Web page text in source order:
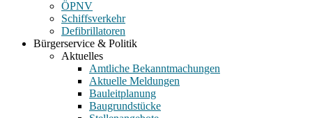
ÖPNV
Schiffsverkehr
Defibrillatoren
Bürgerservice & Politik
Aktuelles
Amtliche Bekanntmachungen
Aktuelle Meldungen
Bauleitplanung
Baugrundstücke